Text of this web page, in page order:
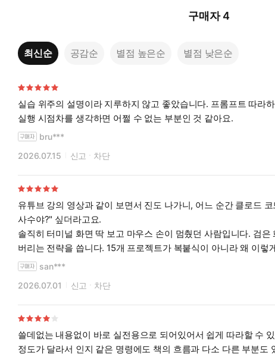
구매자 4
최신순 공감순 별점 높은순 별점 낮은순
실습 위주의 설명이라 지루하지 않고 좋았습니다. 프롬프트 따라
실행 시점차를 생각하면 어쩔 수 없는 부분인 것 같아요.
bru***
2026.07.15
신고 차단
유튜브 강의 영상과 같이 보면서 진도 나가니, 어느 순간 클로드
사수야?" 싶더라고요.
솔직히 터미널 화면 딱 보고 마우스 손이 멈췄던 사람입니다. 검
버리는 전략을 씁니다. 15개 프로젝트가 복붙식이 아니라 왜 이
도, 그냥 아이디어만 있으면 뭔가 만들어지는 그 첫 성공 경험, 이
san***
2026.07.01
신고 차단
쓸데없는 내용없이 바로 실전용으로 되어있어서 쉽게 따라할 수
정도가 달라서 인지 같은 명령에도 책의 흐름과 다소 다른 부분